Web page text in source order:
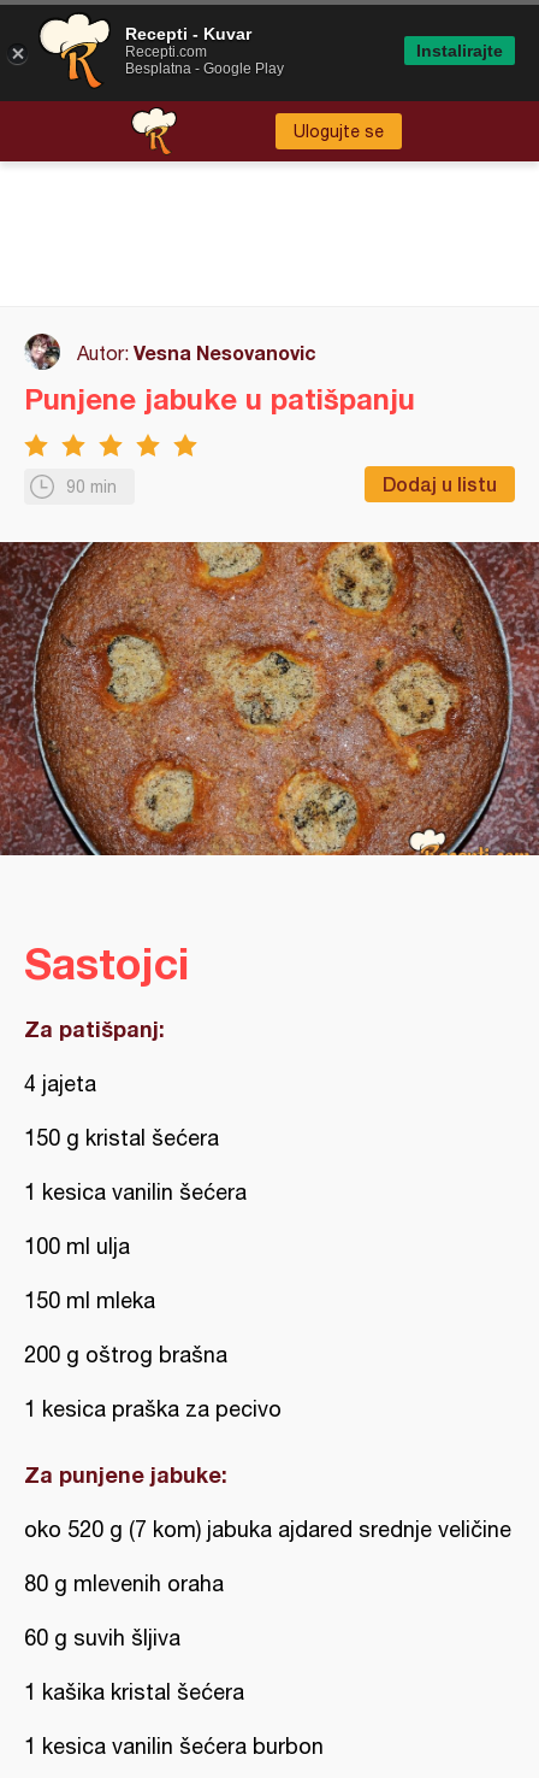
Ulogujte se
Autor: Vesna Nesovanovic
90 min Dodaj u listu
Punjene jabuke u patišpanju
Sastojci
Za patišpanj:
4 jajeta
150 g kristal šećera
1 kesica vanilin šećera
100 ml ulja
150 ml mleka
200 g oštrog brašna
1 kesica praška za pecivo
Za punjene jabuke:
oko 520 g (7 kom) jabuka ajdared srednje veličine
80 g mlevenih oraha
60 g suvih šljiva
1 kašika kristal šećera
1 kesica vanilin šećera burbon
Recepti - Kuvar
Recepti.com
Besplatna - Google Play
Instalirajte